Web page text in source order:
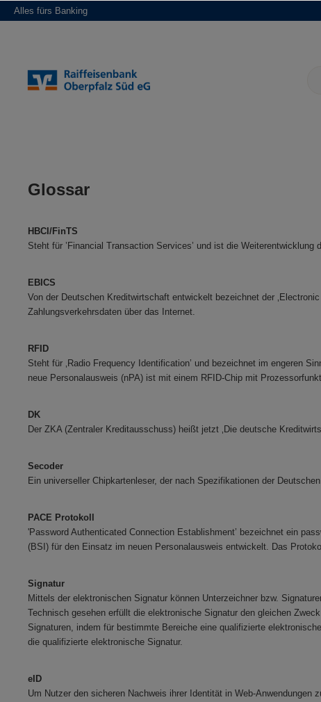
Zur Hauptnavigation springen
Alles fürs Banking
Glossar
HBCI/FinTS
Steht für ’Financial Transaction Services’ und ist die
EBICS
Von der Deutschen Kreditwirtschaft entwickelt bezeichnet der
Zahlungsverkehrsdaten über das Internet.
RFID
Steht für ‚Radio Frequency Identification’ und bezeichnet im engeren
neue Personalausweis (nPA) ist mit einem RFID-Chip
DK
Der ZKA (Zentraler Kreditausschuss) heißt jetzt ‚Die deutsche
Secoder
Ein universeller Chipkartenleser, der nach Spezifikationen der
PACE Protokoll
'Password Authenticated Connection Establishment’ bezeichnet ein
(BSI) für den Einsatz im neuen Personalausweis entwickelt. Das
Signatur
Mittels der elektronischen Signatur können Unterzeichner bzw.
Technisch gesehen erfüllt die elektronische Signatur den gleichen
Signaturen, indem für bestimmte Bereiche eine qualifizierte
die qualifizierte elektronische Signatur.
eID
Um Nutzer den sicheren Nachweis ihrer Identität in Web-